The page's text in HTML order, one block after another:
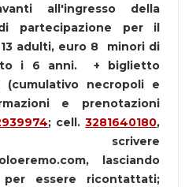
all'ingresso della
partecipazione per il
adulti, euro 8 minori di
i 6 anni. + biglietto
(cumulativo necropoli e
e prenotazioni
; cell.3281640180,
scrivere
lasciando
essere ricontattati;